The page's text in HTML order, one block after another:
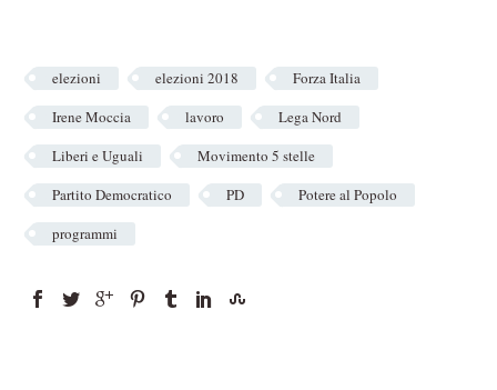
elezioni elezioni 2018
Forza Italia
Irene Moccia
lavoro
Lega Nord
Liberi e Uguali
Movimento 5 stelle
Partito Democratico
PD
Potere al Popolo
programmi